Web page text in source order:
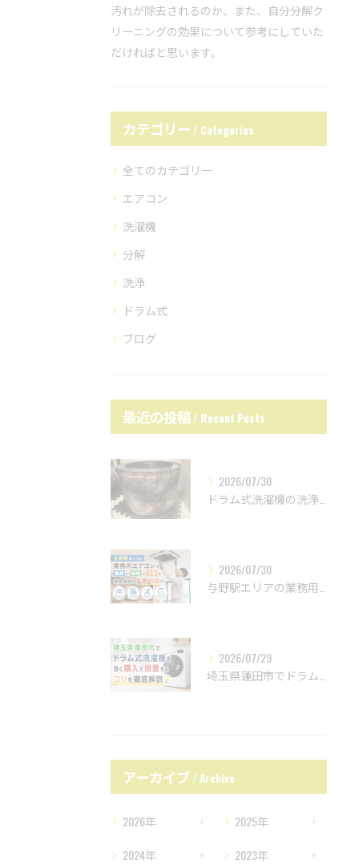
汚れが除去されるのか、また、自分分解ク
リーニングの効果について参考にしていた
だければと思います。
カテゴリー Categories
全てのカテゴリー
エアコン
洗濯機
分解
洗浄
ドラム式
ブログ
最近の投稿 Recent Posts
2026/07/30
2026/07/30
2026/07/29
アーカイブ Archive
2026年
2025年
2024年
2023年